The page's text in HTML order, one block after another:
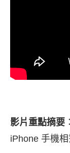
影片重點摘要
iPhone 手機